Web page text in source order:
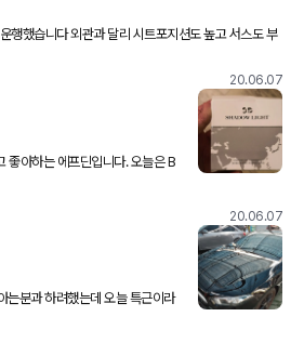
행했습니다 외관과 달리 시트포지션도 높고 서스도 부
로스오버가 야닌가 싶더군요 여기 회원님들이 6gt칭
20.06.07
법한 아주 미세한 초미세먼지 팁
20.06.07